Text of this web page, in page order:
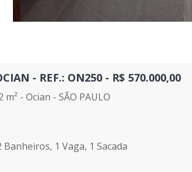
- REF.: ON250 - R$ 570.000,00
- Ocian - SÃO PAULO
1 Vaga, 1 Sacada